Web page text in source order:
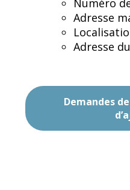
Adresse
Adresse
Demandes